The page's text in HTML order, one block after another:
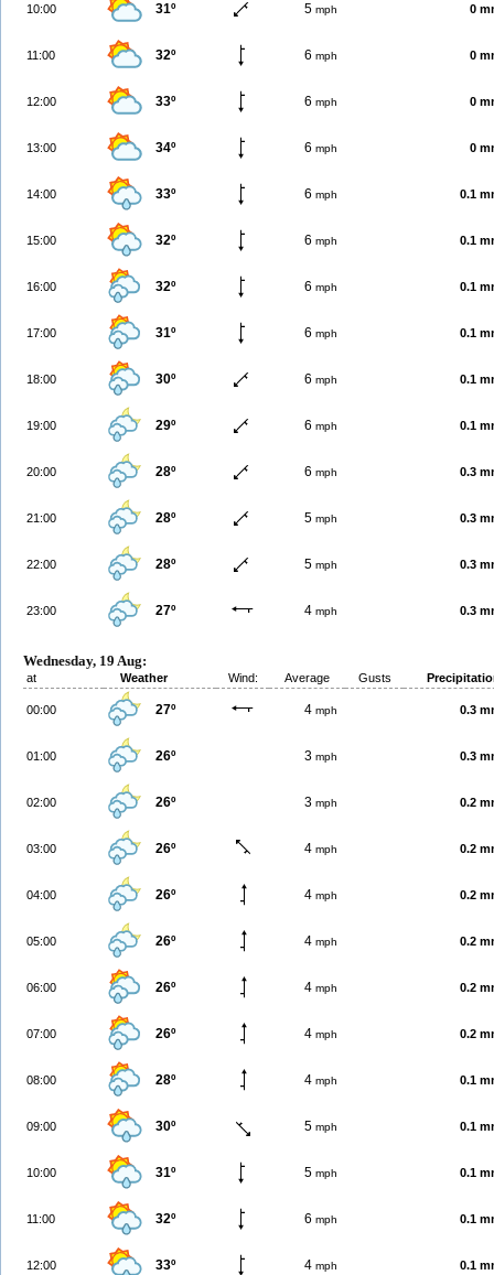
10:00 31º 5 mph 0
11:00 32º 6 mph 0
12:00 33º 6 mph 0
13:00 34º 6 mph 0
14:00 33º 6 mph 0.1
15:00 32º 6 mph 0.1
16:00 32º 6 mph 0.1
17:00 31º 6 mph 0.1
18:00 30º 6 mph 0.1
19:00 29º 6 mph 0.1
20:00 28º 6 mph 0.3
21:00 28º 5 mph 0.3
22:00 28º 5 mph 0.3
23:00 27º 4 mph 0.3
Wednesday, 19 Aug:
at Weather Wind: Average Gusts
00:00 27º 4 mph 0.3
01:00 26º 3 mph 0.3
02:00 26º 3 mph 0.2
03:00 26º 4 mph 0.2
04:00 26º 4 mph 0.2
05:00 26º 4 mph 0.2
06:00 26º 4 mph 0.2
07:00 26º 4 mph 0.2
08:00 28º 4 mph 0.1
09:00 30º 5 mph 0.1
10:00 31º 5 mph 0.1
11:00 32º 6 mph 0.1
12:00 33º 4 mph 0.1